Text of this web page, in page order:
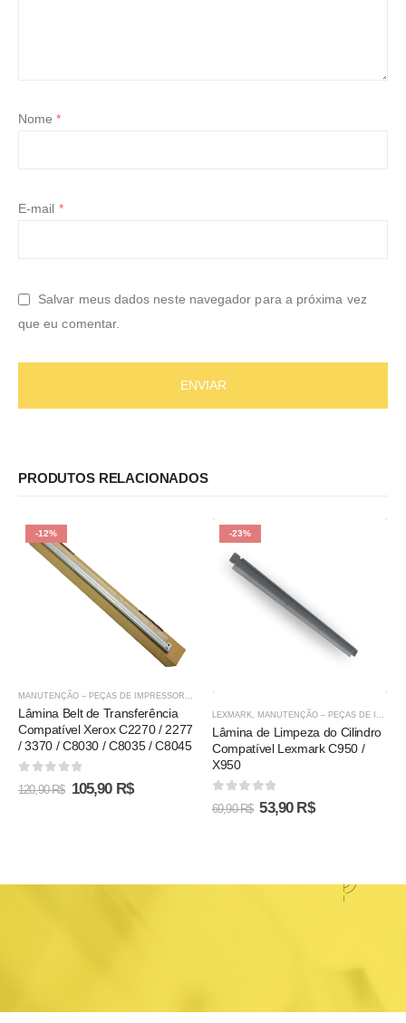
Nome*
E-mail *
Salvar meus dados neste navegador para a próxima vez
que eu comentar.
PRODUTOS RELACIONADOS
-12%
MANUTENÇÃO – PEÇAS DE IMPRESSORAS
Lâmina Belt de Transferência
Compatível Xerox C2270 / 2277
/ 3370 / C8030 / C8035 / C8045
0out of 5
120,90R$ 105,90 R$
-23%
LEXMARK MANUTENÇÃO – PEÇAS DE IMPRESSORAS
Lâmina de Limpeza do Cilindro
Compatível Lexmark C950 /
X950
0out of 5
69,90R$ 53,90 R$